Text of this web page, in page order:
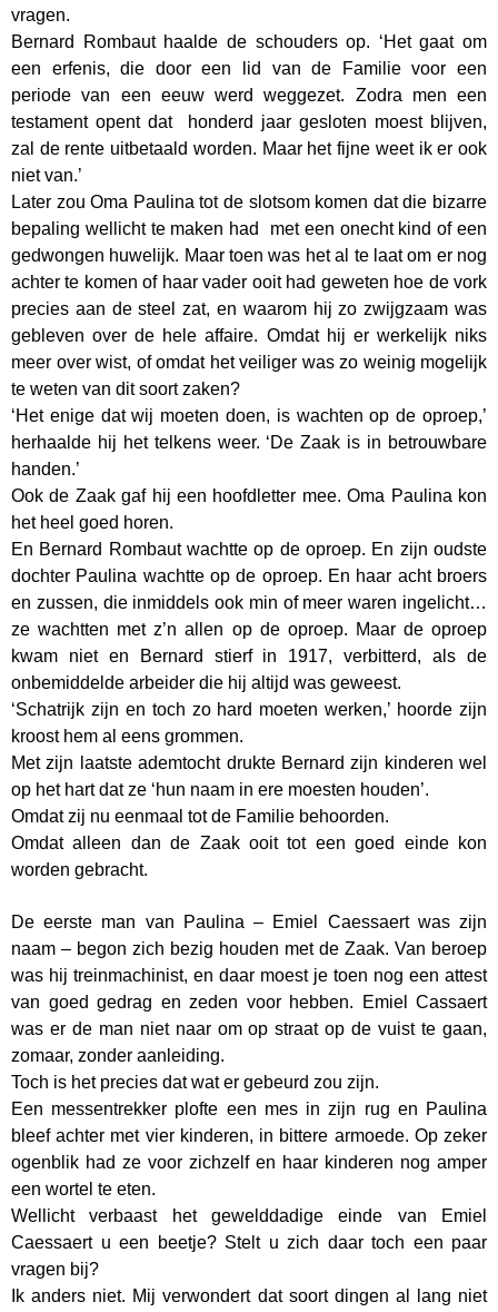
vragen.
Bernard Rombaut haalde de schouders op. ‘Het gaat om
een erfenis, die door een lid van de Familie voor een
periode van een eeuw werd weggezet. Zodra men een
testament opent dat honderd jaar gesloten moest blijven,
zal de rente uitbetaald worden. Maar het fijne weet ik er ook
niet van.’
Later zou Oma Paulina tot de slotsom komen dat die bizarre
bepaling wellicht te maken had met een onecht kind of een
gedwongen huwelijk. Maar toen was het al te laat om er nog
achter te komen of haar vader ooit had geweten hoe de vork
precies aan de steel zat, en waarom hij zo zwijgzaam was
gebleven over de hele affaire. Omdat hij er werkelijk niks
meer over wist, of omdat het veiliger was zo weinig mogelijk
te weten van dit soort zaken?
‘Het enige dat wij moeten doen, is wachten op de oproep,’
herhaalde hij het telkens weer. ‘De Zaak is in betrouwbare
handen.’
Ook de Zaak gaf hij een hoofdletter mee. Oma Paulina kon
het heel goed horen.
En Bernard Rombaut wachtte op de oproep. En zijn oudste
dochter Paulina wachtte op de oproep. En haar acht broers
en zussen, die inmiddels ook min of meer waren ingelicht…
ze wachtten met z’n allen op de oproep. Maar de oproep
kwam niet en Bernard stierf in 1917, verbitterd, als de
onbemiddelde arbeider die hij altijd was geweest.
‘Schatrijk zijn en toch zo hard moeten werken,’ hoorde zijn
kroost hem al eens grommen.
Met zijn laatste ademtocht drukte Bernard zijn kinderen wel
op het hart dat ze ‘hun naam in ere moesten houden’.
Omdat zij nu eenmaal tot de Familie behoorden.
Omdat alleen dan de Zaak ooit tot een goed einde kon
worden gebracht.
De eerste man van Paulina – Emiel Caessaert was zijn
naam – begon zich bezig houden met de Zaak. Van beroep
was hij treinmachinist, en daar moest je toen nog een attest
van goed gedrag en zeden voor hebben. Emiel Cassaert
was er de man niet naar om op straat op de vuist te gaan,
zomaar, zonder aanleiding.
Toch is het precies dat wat er gebeurd zou zijn.
Een messentrekker plofte een mes in zijn rug en Paulina
bleef achter met vier kinderen, in bittere armoede. Op zeker
ogenblik had ze voor zichzelf en haar kinderen nog amper
een wortel te eten.
Wellicht verbaast het gewelddadige einde van Emiel
Caessaert u een beetje? Stelt u zich daar toch een paar
vragen bij?
Ik anders niet. Mij verwondert dat soort dingen al lang niet